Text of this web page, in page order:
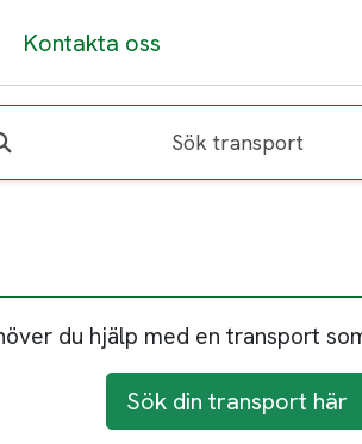
Kontakta oss
Sök transport
du hjälp med en transport
Sök din transport här